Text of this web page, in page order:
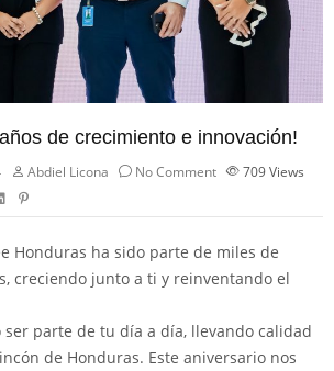
de crecimiento e innovación!
Abdiel Licona No Comment 709Views
Honduras ha sido parte de miles de
creciendo junto a ti y reinventando el
parte de tu día a día, llevando calidad
de Honduras. Este aniversario nos